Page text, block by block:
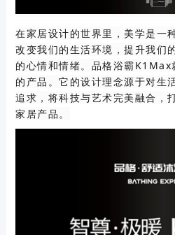
在家居设计的世界里，美学是一
改变我们的生活环境，提升我们
的心情和情绪。品格浴霸K1Max
的产品。它的设计理念源于对生
追求，将科技与艺术完美融合，
家居产品。